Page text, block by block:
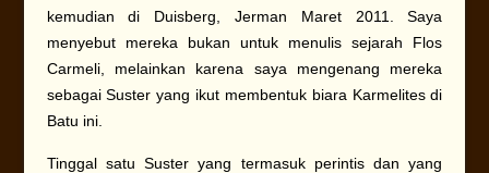
kemudian di Duisberg, Jerman Maret 2011. Saya
menyebut mereka bukan untuk menulis sejarah Flos
Carmeli, melainkan karena saya mengenang mereka
sebagai Suster yang ikut membentuk biara Karmelites di
Batu ini.
Tinggal satu Suster yang termasuk perintis dan yang